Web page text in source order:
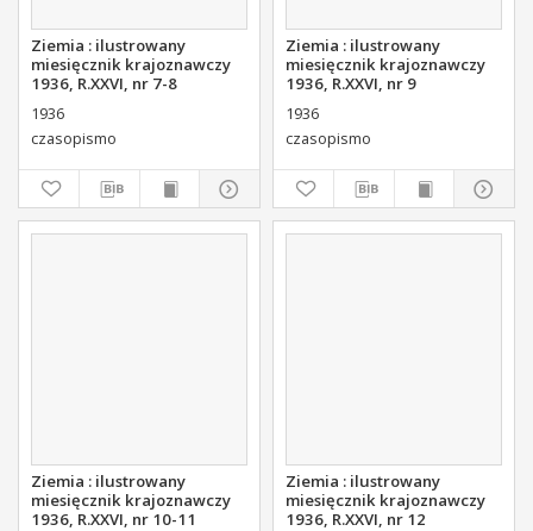
Ziemia : ilustrowany
miesięcznik krajoznawczy
1936, R.XXVI, nr 7-8
1936
czasopismo
Ziemia : ilustrowany
miesięcznik krajoznawczy
1936, R.XXVI, nr 9
1936
czasopismo
Ziemia : ilustrowany
miesięcznik krajoznawczy
1936, R.XXVI, nr 10-11
Ziemia : ilustrowany
miesięcznik krajoznawczy
1936, R.XXVI, nr 12